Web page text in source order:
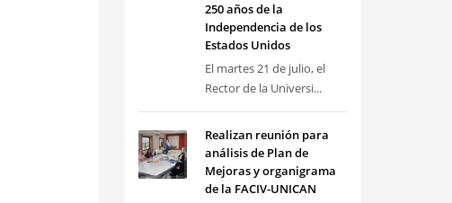
250 años de la
Independencia de los
Estados Unidos
El martes 21 de julio, el
Rector de la Universi...
Realizan reunión para
análisis de Plan de
Mejoras y organigrama
de la FACIV-UNICAN